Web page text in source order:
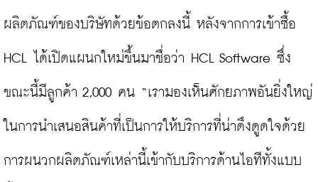
ผลิตภัณฑ์ของบริษัทด้วยข้อตกลงนี้ หลังจากการเข้าซื้อ
HCL ได้เปิดแผนกใหม่ขึ้นมาชื่อว่า HCL Software ซึ่ง
ขณะนี้มีลูกค้า 2,000 คน “เรามองเห็นศักยภาพอันยิ่งใหญ่
ในการนำเสนอสินค้าที่เป็นการให้บริการที่น่าดึงดูดใจด้วย
การผนวกผลิตภัณฑ์เหล่านี้เข้ากับบริการด้านไอทีทั้งแบบ